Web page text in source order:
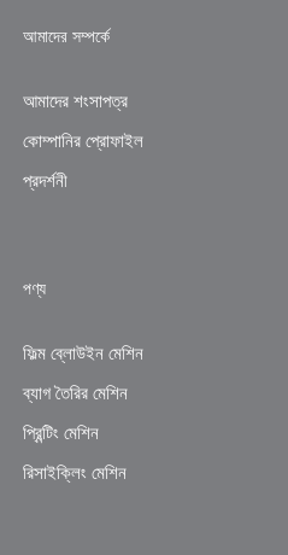
আমাদের সম্পর্কে
আমাদের শংসাপত্র
কোম্পানির প্রোফাইল
প্রদর্শনী
পণ্য
ফিল্ম ব্লোউইন মেশিন
ব্যাগ তৈরির মেশিন
প্রিন্টিং মেশিন
রিসাইক্লিং মেশিন